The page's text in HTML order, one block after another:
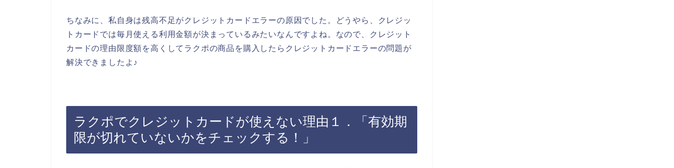
ちなみに、私自身は残高不足がクレジットカードエラーの原因でした。どうやら、クレジッ
トカードでは毎月使える利用金額が決まっているみたいなんですよね。なので、クレジット
カードの理由限度額を高くしてラクポの商品を購入したらクレジットカードエラーの問題が
解決できましたよ♪
ラクポでクレジットカードが使えない理由１．「有効期
限が切れていないかをチェックする！」